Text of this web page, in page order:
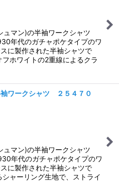
ュマン)の半袖ワークシャツ
年代のガチャポケタイプのワ
に製作された半袖シャツで
ホワイトの2重線によるクラ
ワークシャツ ２５４７０
ュマン)の半袖ワークシャツ
年代のガチャポケタイプのワ
に製作された半袖シャツで
ャーリング生地で、ストライ